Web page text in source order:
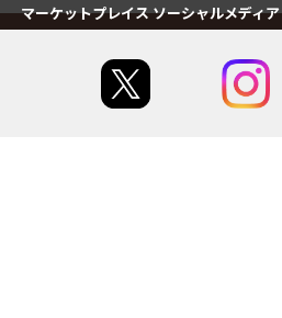
マーケットプレイス ソーシャルメディア